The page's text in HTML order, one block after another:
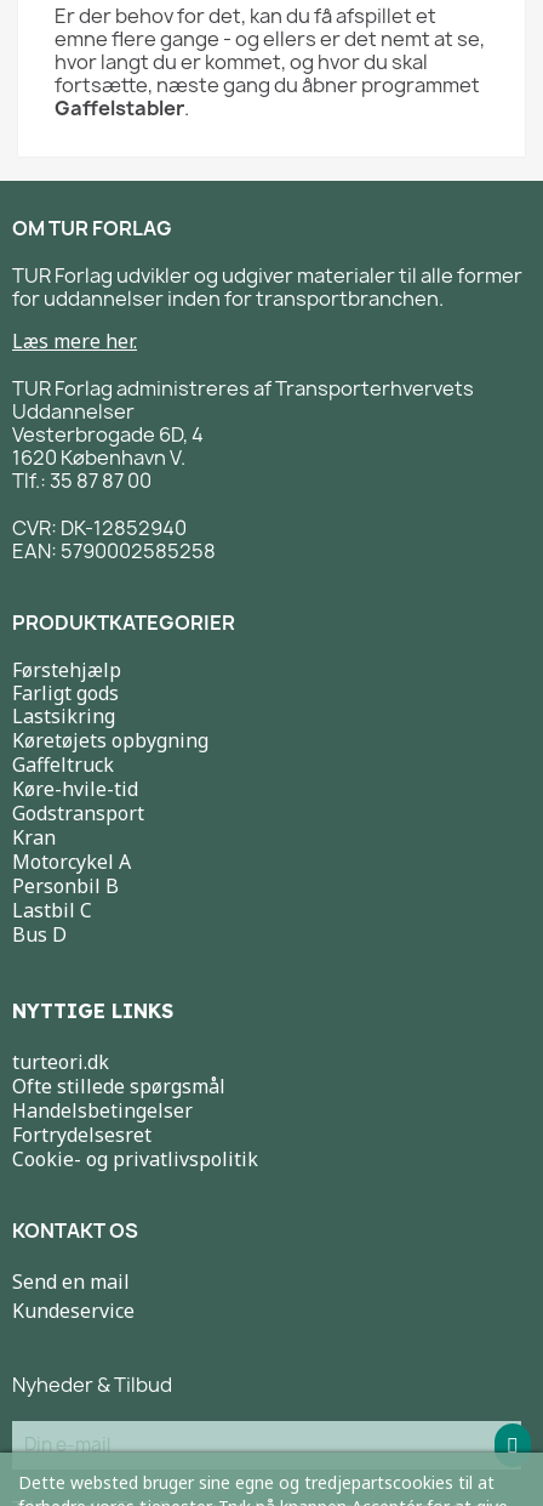
Er der behov for det, kan du få afspillet et
emne flere gange - og ellers er det nemt at se,
hvor langt du er kommet, og hvor du skal
fortsætte, næste gang du åbner programmet
Gaffelstabler.
OM TUR FORLAG
TUR Forlag udvikler og udgiver materialer til alle former
for uddannelser inden for transportbranchen.
Læs mere her.
TUR Forlag administreres af Transporterhvervets
Uddannelser
Vesterbrogade 6D, 4
1620 København V.
Tlf.: 35 87 87 00
CVR: DK-12852940
EAN: 5790002585258
PRODUKTKATEGORIER
Førstehjælp
Farligt gods
Lastsikring
Køretøjets opbygning
Gaffeltruck
Køre-hvile-tid
Godstransport
Kran
Motorcykel A
Personbil B
Lastbil C
Bus D
NYTTIGE LINKS
turteori.dk
Ofte stillede spørgsmål
Handelsbetingelser
Fortrydelsesret
Cookie- og privatlivspolitik
KONTAKT OS
Send en mail
Kundeservice
Nyheder & Tilbud
Dette websted bruger sine egne og tredjepartscookies til at